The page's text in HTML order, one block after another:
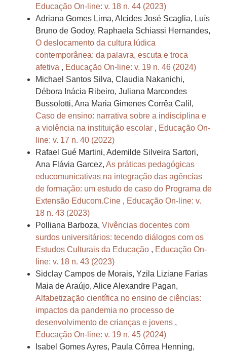
Educação On-line: v. 18 n. 44 (2023)
Adriana Gomes Lima, Alcides José Scaglia, Luís
Bruno de Godoy, Raphaela Schiassi Hernandes,
O deslocamento da cultura lúdica
contemporânea: da palavra, escuta e troca
afetiva , Educação On-line: v. 19 n. 46 (2024)
Michael Santos Silva, Claudia Nakanichi,
Débora Inácia Ribeiro, Juliana Marcondes
Bussolotti, Ana Maria Gimenes Corrêa Calil,
Caso de ensino: narrativa sobre a indisciplina e
a violência na instituição escolar , Educação On-
line: v. 17 n. 40 (2022)
Rafael Gué Martini, Ademilde Silveira Sartori,
Ana Flávia Garcez, As práticas pedagógicas
educomunicativas na integração das agências
de formação: um estudo de caso do Programa de
Extensão Educom.Cine , Educação On-line: v.
18 n. 43 (2023)
Polliana Barboza, Vivências docentes com
surdos universitários: tecendo diálogos com os
Estudos Culturais da Educação , Educação On-
line: v. 18 n. 43 (2023)
Sidclay Campos de Morais, Yzila Liziane Farias
Maia de Araújo, Alice Alexandre Pagan,
Alfabetização científica no ensino de ciências:
impactos da pandemia no processo de
desenvolvimento de crianças e jovens ,
Educação On-line: v. 19 n. 45 (2024)
Isabel Gomes Ayres, Paula Côrrea Henning,